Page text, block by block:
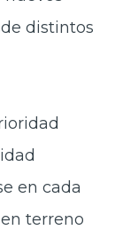
distintos
en cada
terreno